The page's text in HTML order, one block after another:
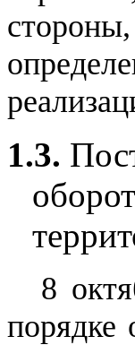
1.3.
8
порядке